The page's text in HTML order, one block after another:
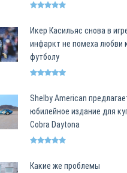
Икер Касильяс снова в
инфаркт не помеха любви
футболу
Shelby American
юбилейное издание для
Cobra Daytona
Какие же проблемы